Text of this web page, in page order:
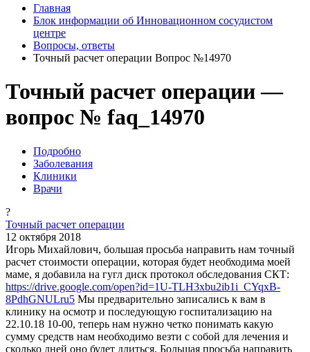
Главная
Блок информации об Инновационном сосудистом
центре
Вопросы, ответы
Точный расчет операции Вопрос №14970
Точный расчет операции —
вопрос № faq_14970
Подробно
Заболевания
Клиники
Врачи
?
Точный расчет операции
12 октября 2018
Игорь Михайлович, большая просьба направить нам точный
расчет стоимости операции, которая будет необходима моей
маме, я добавила на гугл диск протокол обследования СКТ:
https://drive.google.com/open?id=1U-TLH3xbu2ib1i_CYqxB-
8PdhGNULru5 Мы предварительно записались к вам в
клинику на осмотр и последующую госпитализацию на
22.10.18 10-00, теперь нам нужно четко понимать какую
сумму средств нам необходимо везти с собой для лечения и
сколько дней оно будет длиться. Большая просьба направить